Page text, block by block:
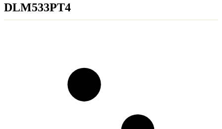
DLM533PT4